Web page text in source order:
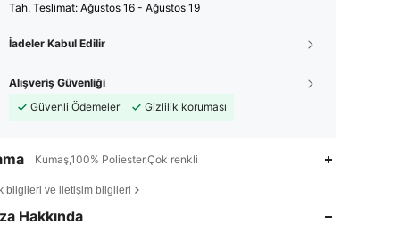
Tah. Teslimat: Ağustos 16 - Ağustos 19
İadeler Kabul Edilir
Alışveriş Güvenliği
Güvenli Ödemeler
Gizlilik koruması
Kumaş,100% Poliester,Çok renkli
bilgileri ve iletişim bilgileri
Hakkında
4,78